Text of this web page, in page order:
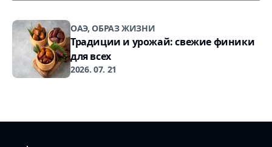
ОАЭ, ОБРАЗ ЖИЗНИ
Традиции и урожай: свежие финики
для всех
2026. 07. 21